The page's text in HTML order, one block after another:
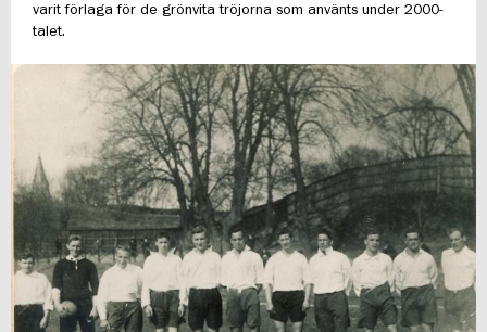
varit förlaga för de grönvita tröjorna som använts under 2000-
talet.